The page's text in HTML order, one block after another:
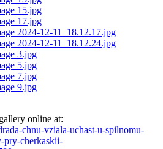
online at:
chnu-vziala-uchast-u-spilnomu-
pry-cherkaskii-